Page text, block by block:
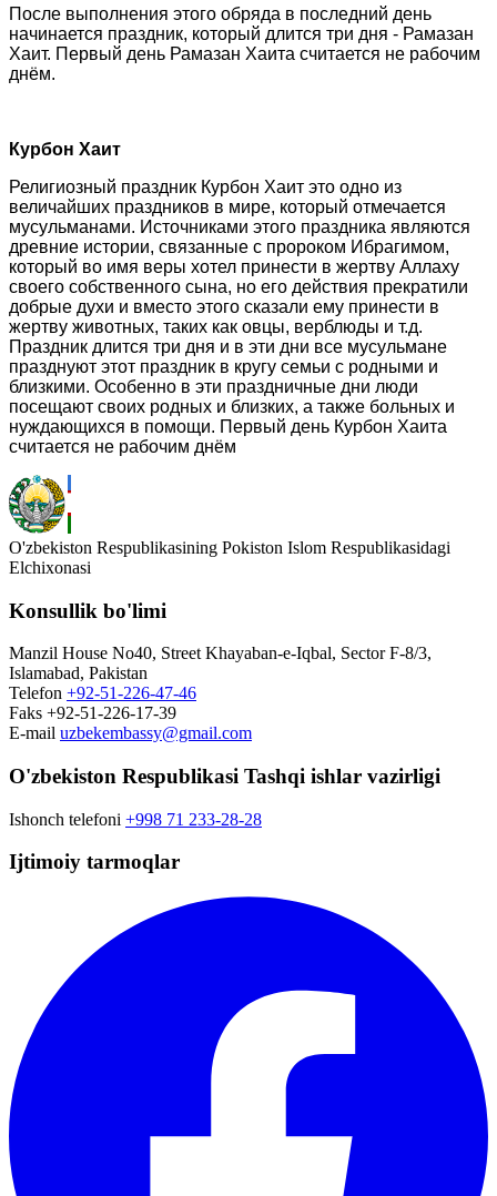
После выполнения этого обряда в последний день
начинается праздник, который длится три дня - Рамазан
Хаит. Первый день Рамазан Хаита считается не рабочим
днём.
Курбон Хаит
Религиозный праздник Курбон Хаит это одно из
величайших праздников в мире, который отмечается
мусульманами. Источниками этого праздника являются
древние истории, связанные с пророком Ибрагимом,
который во имя веры хотел принести в жертву Аллаху
своего собственного сына, но его действия прекратили
добрые духи и вместо этого сказали ему принести в
жертву животных, таких как овцы, верблюды и т.д.
Праздник длится три дня и в эти дни все мусульмане
празднуют этот праздник в кругу семьи с родными и
близкими. Особенно в эти праздничные дни люди
посещают своих родных и близких, а также больных и
нуждающихся в помощи. Первый день Курбон Хаита
считается не рабочим днём
O'zbekiston Respublikasining Pokiston Islom Respublikasidagi
Elchixonasi
Konsullik bo'limi
Manzil House No40, Street Khayaban-e-Iqbal, Sector F-8/3,
Islamabad, Pakistan
Telefon +92-51-226-47-46
Faks +92-51-226-17-39
E-mail uzbekembassy@gmail.com
O'zbekiston Respublikasi Tashqi ishlar vazirligi
Ishonch telefoni +998 71 233-28-28
Ijtimoiy tarmoqlar